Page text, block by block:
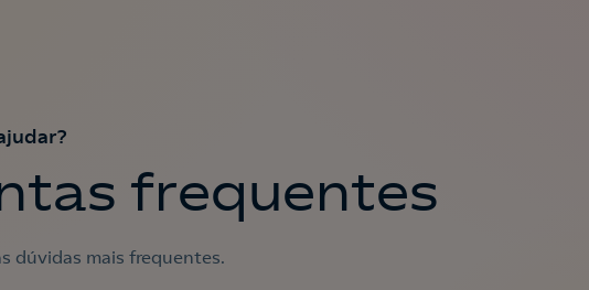
frequentes
dúvidas mais frequentes.